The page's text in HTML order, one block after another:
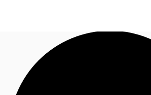
Sobre a JLL
Receba Nossa Newsletter
Ligue agora